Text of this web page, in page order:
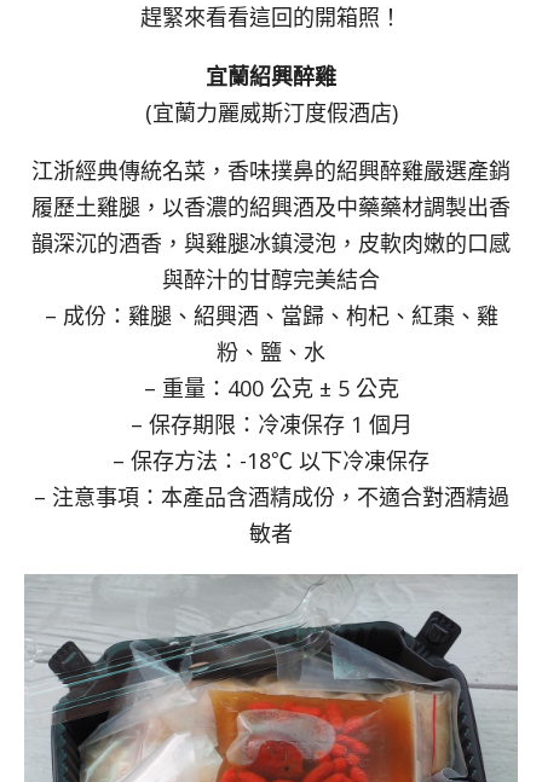
趕緊來看看這回的開箱照！
宜蘭紹興醉雞
(宜蘭力麗威斯汀度假酒店)
江浙經典傳統名菜，香味撲鼻的紹興醉雞嚴選產銷
履歷土雞腿，以香濃的紹興酒及中藥藥材調製出香
韻深沉的酒香，與雞腿冰鎮浸泡，皮軟肉嫩的口感
與醉汁的甘醇完美結合
– 成份：雞腿、紹興酒、當歸、枸杞、紅棗、雞
粉、鹽、水
– 重量：400 公克 ± 5 公克
– 保存期限：冷凍保存 1 個月
– 保存方法：-18℃ 以下冷凍保存
– 注意事項：本產品含酒精成份，不適合對酒精過
敏者